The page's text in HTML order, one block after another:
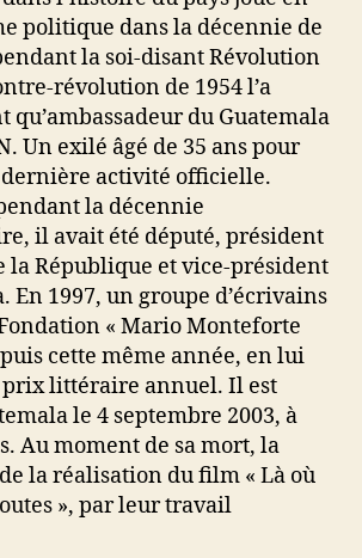
politique dans la décennie de
la soi-disant Révolution
révolution de 1954 l’a
qu’ambassadeur du Guatemala
Un exilé âgé de 35 ans pour
dernière activité officielle.
la décennie
il avait été député, président
la République et vice-président
En 1997, un groupe d’écrivains
« Mario Monteforte
cette même année, en lui
littéraire annuel. Il est
le 4 septembre 2003, à
Au moment de sa mort, la
la réalisation du film « Là où
», par leur travail